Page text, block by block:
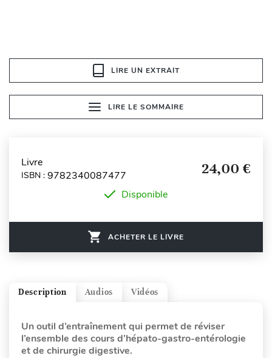
LIRE UN EXTRAIT
LIRE LE SOMMAIRE
Livre
ISBN : 9782340087477 24,00 €
Disponible
ACHETER LE LIVRE
Vidéos
Audios
Description
Un outil d’entraînement qui permet de réviser
l’ensemble des cours d’hépato-gastro-entérologie
et de chirurgie digestive.